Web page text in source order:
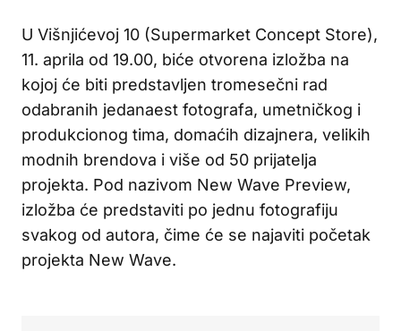
U Višnjićevoj 10 (Supermarket Concept Store),
11. aprila od 19.00, biće otvorena izložba na
kojoj će biti predstavljen tromesečni rad
odabranih jedanaest fotografa, umetničkog i
produkcionog tima, domaćih dizajnera, velikih
modnih brendova i više od 50 prijatelja
projekta. Pod nazivom New Wave Preview,
izložba će predstaviti po jednu fotografiju
svakog od autora, čime će se najaviti početak
projekta New Wave.